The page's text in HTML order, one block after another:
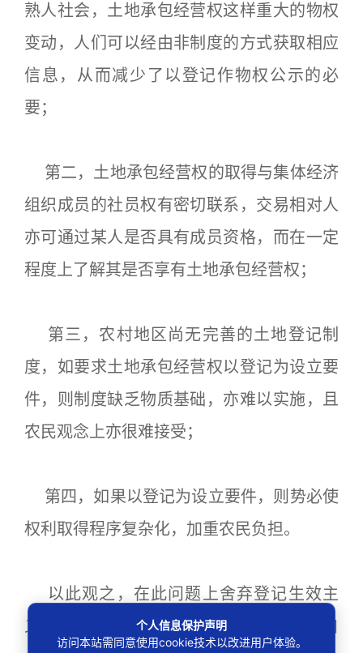
熟人社会，土地承包经营权这样重大的物权
变动，人们可以经由非制度的方式获取相应
信息，从而减少了以登记作物权公示的必
要；
第二，土地承包经营权的取得与集体经济
组织成员的社员权有密切联系，交易相对人
亦可通过某人是否具有成员资格，而在一定
程度上了解其是否享有土地承包经营权；
第三，农村地区尚无完善的土地登记制
度，如要求土地承包经营权以登记为设立要
件，则制度缺乏物质基础，亦难以实施，且
农民观念上亦很难接受；
第四，如果以登记为设立要件，则势必使
权利取得程序复杂化，加重农民负担。
以此观之，在此问题上舍弃登记生效主
义，把农村土地承包经营权例外的设定为自
个人信息保护声明
访问本站需同意使用cookie技术以改进用户体验。